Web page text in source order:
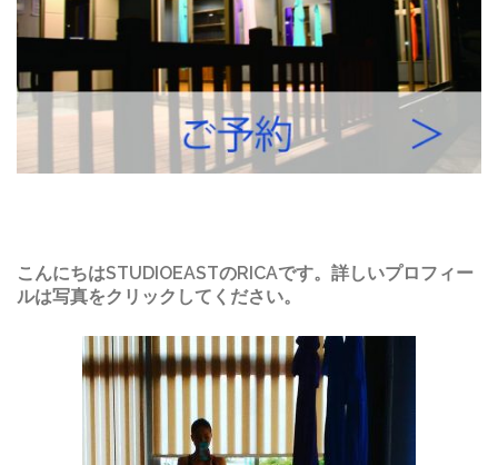
こんにちはSTUDIOEASTのRICAです。詳しいプロフィー
ルは写真をクリックしてください。